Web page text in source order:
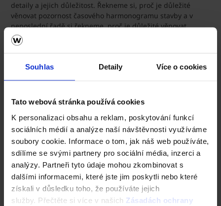
Souhlas Detaily Více o cookies
Tato webová stránka používá cookies
K personalizaci obsahu a reklam, poskytování funkcí
sociálních médií a analýze naší návštěvnosti využíváme
soubory cookie. Informace o tom, jak náš web používáte,
sdílíme se svými partnery pro sociální média, inzerci a
analýzy. Partneři tyto údaje mohou zkombinovat s
dalšími informacemi, které jste jim poskytli nebo které
získali v důsledku toho, že používáte jejich
služby. Přečtěte si více v našich Zásadách ochrany
detaily a jejich důležitost. Řekneme si, proč je důležité
věnovat pozornost časového harmonogramu stavby a v
neposlední řadě si řekneme, proč je důležité věnovat
pozornost i zahradě.